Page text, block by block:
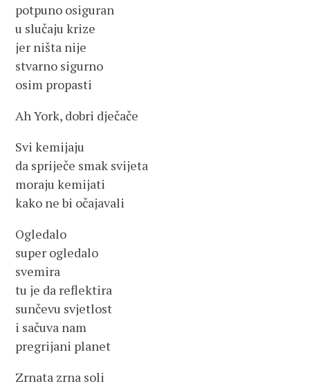
potpuno osiguran
u slučaju krize
jer ništa nije
stvarno sigurno
osim propasti
Ah York, dobri dječače
Svi kemijaju
da spriječe smak svijeta
moraju kemijati
kako ne bi očajavali
Ogledalo
super ogledalo
svemira
tu je da reflektira
sunčevu svjetlost
i sačuva nam
pregrijani planet
Zrnata zrna soli